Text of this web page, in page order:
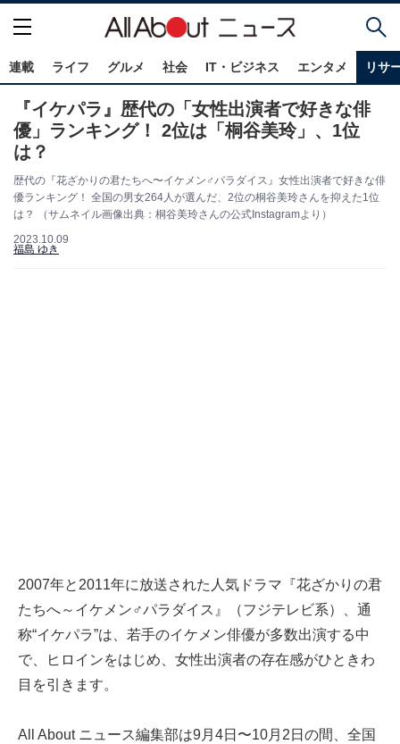
連載 ライフ グルメ 社会 IT・ビジネス エンタメ リサ
『イケパラ』歴代の「女性出演者で好きな俳
優」ランキング！ 2位は「桐谷美玲」、1位
は？
歴代の『花ざかりの君たちへ〜イケメン♂パラダイス』女性出演者で好きな俳
優ランキング！ 全国の男女264人が選んだ、2位の桐谷美玲さんを抑えた1位
は？ （サムネイル画像出典：桐谷美玲さんの公式Instagramより）
2023.10.09
福島 ゆき
2007年と2011年に放送された人気ドラマ『花ざかりの君
たちへ～イケメン♂パラダイス』（フジテレビ系）、通
称“イケパラ”は、若手のイケメン俳優が多数出演する中
で、ヒロインをはじめ、女性出演者の存在感がひときわ
目を引きます。
All About ニュース編集部は9月4日〜10月2日の間、全国